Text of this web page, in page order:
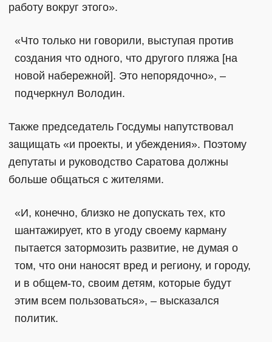
работу вокруг этого».
«Что только ни говорили, выступая против
создания что одного, что другого пляжа [на
новой набережной]. Это непорядочно», –
подчеркнул Володин.
Также председатель Госдумы напутствовал
защищать «и проекты, и убеждения». Поэтому
депутаты и руководство Саратова должны
больше общаться с жителями.
«И, конечно, близко не допускать тех, кто
шантажирует, кто в угоду своему карману
пытается затормозить развитие, не думая о
том, что они наносят вред и региону, и городу,
и в общем-то, своим детям, которые будут
этим всем пользоваться», – высказался
политик.